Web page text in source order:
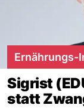
Ernährungs-
Sigrist
statt